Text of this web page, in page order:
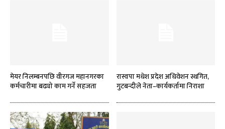
मेयर निलम्बनपछि वीरगज महानगरका
कर्मचारीमा बढ्यो काम गर्ने सहजता
रास्वपा मधेश प्रदेश अधिवेशन स्थगित,
गुटबन्दीले नेता–कार्यकर्तामा निराशा